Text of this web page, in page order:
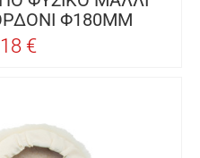
Φ180MM
18 €